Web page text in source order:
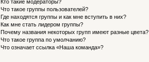
Кто такие модераторы?
Что такое группы пользователей?
Где находятся группы и как мне вступить в них?
Как мне стать лидером группы?
Почему названия некоторых групп имеют разные цвета?
Что такое группа по умолчанию?
Что означает ссылка «Наша команда»?